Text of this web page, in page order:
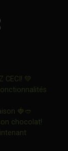
dans
Partager
CECI! 💚
une nouvelle
🍓🥙
chocolat!Ce lien
fenêtre"